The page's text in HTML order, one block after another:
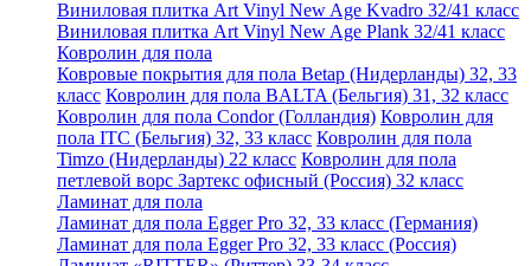
Виниловая плитка Art Vinyl New Age Kvadro 32/41 класс
Виниловая плитка Art Vinyl New Age Plank 32/41 класс
Ковролин для пола
Ковровые покрытия для пола Betap (Нидерланды) 32, 33
класс Ковролин для пола BALTA (Бельгия) 31, 32 класс
Ковролин для пола Condor (Голландия) Ковролин для
пола ITC (Бельгия) 32, 33 класс Ковролин для пола
Timzo (Нидерланды) 22 класс Ковролин для пола
петлевой ворс Зартекс офисный (Россия) 32 класс
Ламинат для пола
Ламинат для пола Egger Pro 32, 33 класс (Германия)
Ламинат для пола Egger Pro 32, 33 класс (Россия)